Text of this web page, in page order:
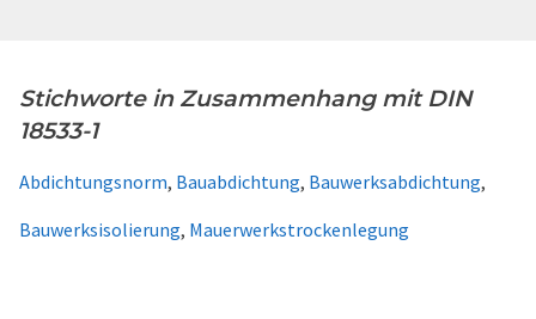
Stichworte in Zusammenhang mit DIN
18533-1
Abdichtungsnorm, Bauabdichtung, Bauwerksabdichtung,
Bauwerksisolierung, Mauerwerkstrockenlegung